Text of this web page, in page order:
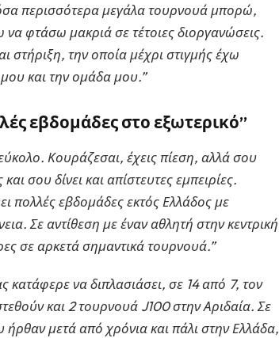
περισσότερα μεγάλα τουρνουά μπορώ,
φτάσω μακριά σε τέτοιες διοργανώσεις.
την οποία μέχρι στιγμής έχω
και την ομάδα μου.”
εβδομάδες στο εξωτερικό”
Κουράζεσαι, έχεις πίεση, αλλά σου
σου δίνει και απίστευτες εμπειρίες.
πολλές εβδομάδες εκτός Ελλάδος με
Σε αντίθεση με έναν αθλητή στην κεντρική
σε αρκετά σημαντικά τουρνουά.”
κατάφερε να διπλασιάσει, σε 14 από 7, τον
και 2 τουρνουά J100 στην Αριδαία. Σε
μετά από χρόνια και πάλι στην Ελλάδα,